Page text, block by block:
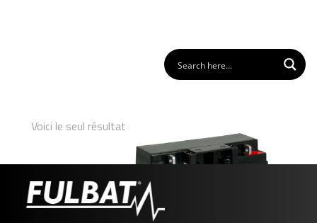
Voici le seul résultat